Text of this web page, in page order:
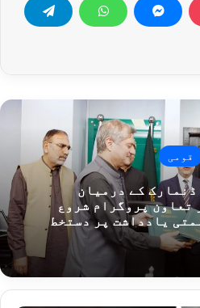
قومی
ڈنمارک کے درمیان
تعاون پروگرام شروع
یادداشت پر دستخط